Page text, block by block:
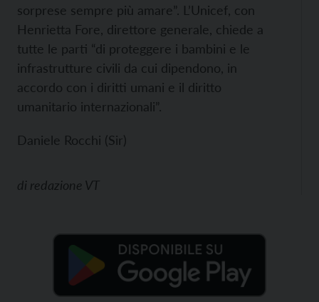
sorprese sempre più amare”. L’Unicef, con
Henrietta Fore, direttore generale, chiede a
tutte le parti “di proteggere i bambini e le
infrastrutture civili da cui dipendono, in
accordo con i diritti umani e il diritto
umanitario internazionali”.
Daniele Rocchi (Sir)
di redazione VT